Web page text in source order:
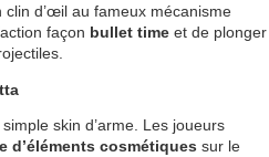
d’œil au fameux mécanisme
façon bullet time et de plonger
skin d’arme. Les joueurs
d’éléments cosmétiques sur le